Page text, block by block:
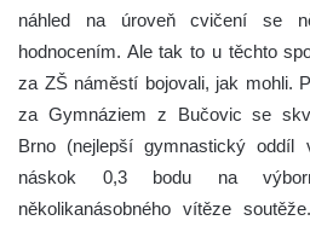
náhled na úroveň cvičení se
hodnocením. Ale tak to u těchto
za ZŠ náměstí bojovali, jak mohli.
za Gymnáziem z Bučovic se
Brno (nejlepší gymnastický
náskok 0,3 bodu na
několikanásobného vítěze